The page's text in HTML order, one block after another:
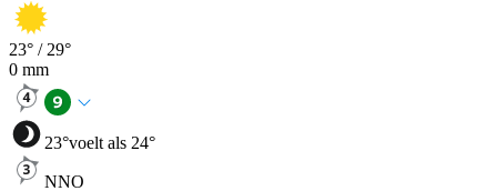
23° / 29°
0 mm
23°voelt als 24°
NNO